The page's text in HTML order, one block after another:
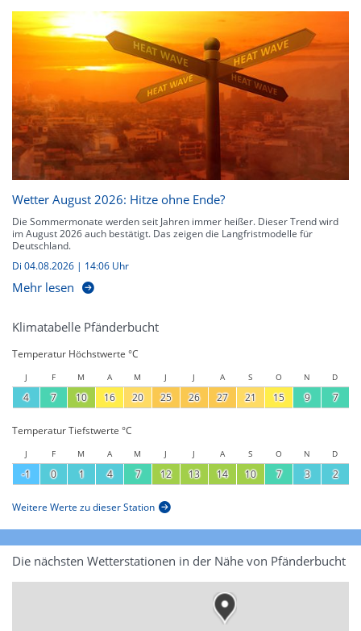
Wetter August 2026: Hitze ohne Ende?
Die Sommermonate werden seit Jahren immer heißer. Dieser Trend wird
im August 2026 auch bestätigt. Das zeigen die Langfristmodelle für
Deutschland.
Di 04.08.2026 | 14:06 Uhr
Mehr lesen
Klimatabelle Pfänderbucht
Temperatur Höchstwerte °C
J F M A M J J A S O N D
4 7 10 16 20 25 26 27 21 15 9 7
Temperatur Tiefstwerte °C
J F M A M J J A S O N D
-1 0 1 4 7 12 13 14 10 7 3 2
Weitere Werte zu dieser Station
Die nächsten Wetterstationen in der Nähe von Pfänderbucht